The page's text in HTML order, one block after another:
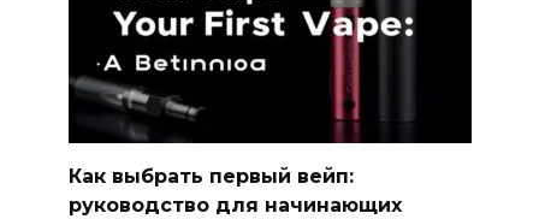
Как выбрать первый вейп:
руководство для начинающих